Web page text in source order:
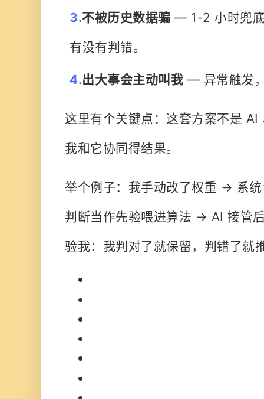
3.不被历史数据骗 — 1-2 小时兜
有没有判错。
4.出大事会主动叫我 — 异常触发
这里有个关键点： 这套方案不是 AI
我和它协同得结果。
举个例子：我手动改了权重 → 系
判断当作先验喂进算法 → AI 接管
验我：我判对了就保留，判错了就